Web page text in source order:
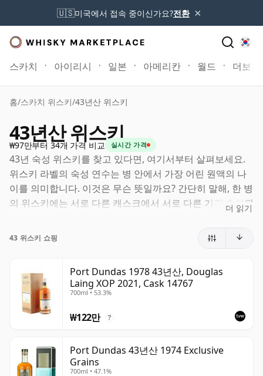
🇺🇸미국에서 접속 중이신가요?전환 ×
스카치 아이리시 일본 아메리칸 월드 더보기
홈/스카치 위스키/43년산 위스키
43년산 위스키
₩97만부터 34개 가격 비교 실시간 가격
43년 숙성 위스키를 찾고 있다면, 여기서부터 살펴보세요.
위스키 라벨의 숙성 연수는 병 안에서 가장 어린 원액의 나
이를 의미합니다. 이것은 무슨 뜻일까요? 간단히 말해, 한 병
의 위스키에는 서로 다른 캐스크에서 서로 다른 기간 숙성된
년)이라고 적혀 있다면, 더 오래 숙성된 원액이 포함될 수는
위스키는 병입되는 순간 숙성이 멈추며, 병 안에서 계속 숙
성되는 와인과 다릅니다. 따라서 사십삼년 숙성 위스키는 시
간이 멈춘 상태로, 언제나 43년 숙성으로 남습니다.
더 읽기
43 위스키 쇼핑
Port Dundas 1978 43년산, Douglas
Laing XOP 2021, Cask 14767
700ml • 53.3%
₩122만 ?
Port Dundas 43년산 1974 Exclusive
Grains
700ml • 47.1%